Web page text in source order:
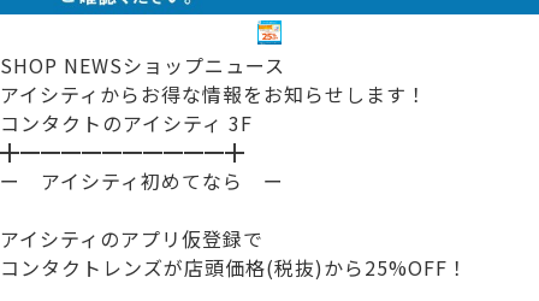
SHOP NEWSショップニュース
アイシティからお得な情報をお知らせします！
コンタクトのアイシティ 3F
╋━━━━━━━━━━╋
ー アイシティ初めてなら ー
アイシティのアプリ仮登録で
コンタクトレンズが店頭価格(税抜)から25%OFF！